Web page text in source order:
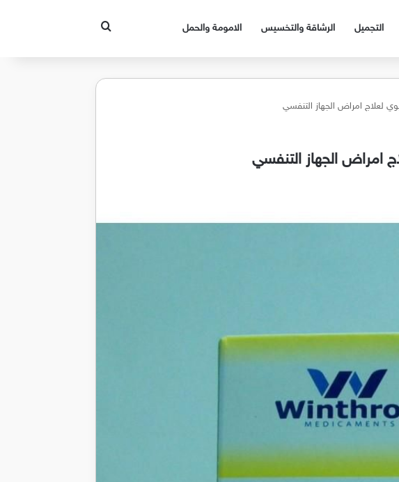
التجميل الرشاقة والتخسيس الامومة والحمل بحث عن